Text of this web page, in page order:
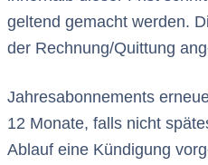
geltend gemacht werden.
der Rechnung/Quittung
Jahresabonnements
12 Monate, falls nicht
Ablauf eine Kündigung